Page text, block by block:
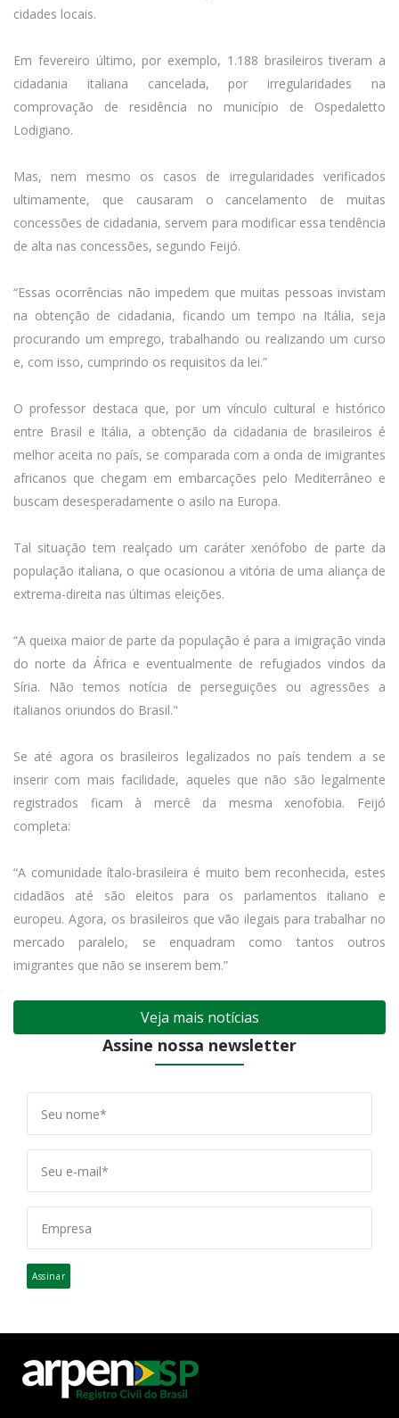
cidades locais.
Em fevereiro último, por exemplo, 1.188 brasileiros tiveram a
cidadania italiana cancelada, por irregularidades na
comprovação de residência no município de Ospedaletto
Lodigiano.
Mas, nem mesmo os casos de irregularidades verificados
ultimamente, que causaram o cancelamento de muitas
concessões de cidadania, servem para modificar essa tendência
de alta nas concessões, segundo Feijó.
“Essas ocorrências não impedem que muitas pessoas invistam
na obtenção de cidadania, ficando um tempo na Itália, seja
procurando um emprego, trabalhando ou realizando um curso
e, com isso, cumprindo os requisitos da lei.”
O professor destaca que, por um vínculo cultural e histórico
entre Brasil e Itália, a obtenção da cidadania de brasileiros é
melhor aceita no país, se comparada com a onda de imigrantes
africanos que chegam em embarcações pelo Mediterrâneo e
buscam desesperadamente o asilo na Europa.
Tal situação tem realçado um caráter xenófobo de parte da
população italiana, o que ocasionou a vitória de uma aliança de
extrema-direita nas últimas eleições.
“A queixa maior de parte da população é para a imigração vinda
do norte da África e eventualmente de refugiados vindos da
Síria. Não temos notícia de perseguições ou agressões a
italianos oriundos do Brasil."
Se até agora os brasileiros legalizados no país tendem a se
inserir com mais facilidade, aqueles que não são legalmente
registrados ficam à mercê da mesma xenofobia. Feijó
completa:
“A comunidade ítalo-brasileira é muito bem reconhecida, estes
cidadãos até são eleitos para os parlamentos italiano e
europeu. Agora, os brasileiros que vão ilegais para trabalhar no
mercado paralelo, se enquadram como tantos outros
imigrantes que não se inserem bem.”
Veja mais notícias
Assine nossa newsletter
Assinar